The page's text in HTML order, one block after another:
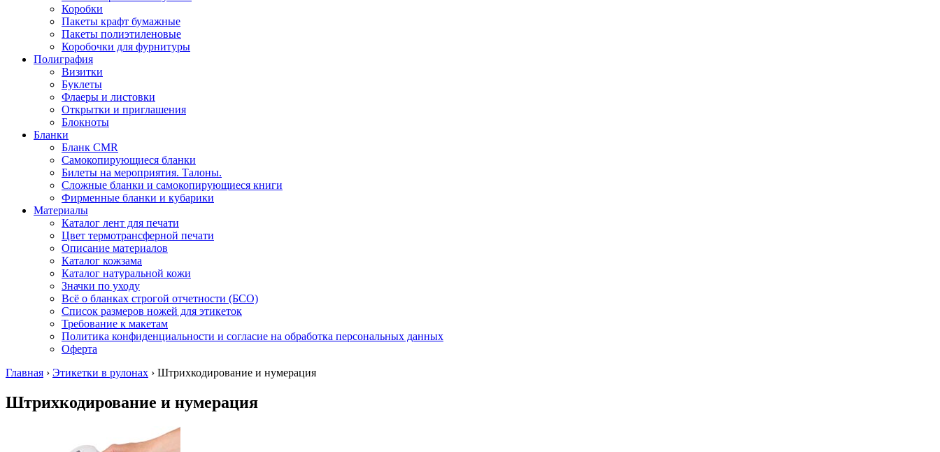
Коробки
Пакеты крафт бумажные
Пакеты полиэтиленовые
Коробочки для фурнитуры
Полиграфия
Визитки
Буклеты
Флаеры и листовки
Открытки и приглашения
Блокноты
Бланки
Бланк CMR
Самокопирующиеся бланки
Билеты на мероприятия. Талоны.
Сложные бланки и самокопирующиеся книги
Фирменные бланки и кубарики
Материалы
Каталог лент для печати
Цвет термотрансферной печати
Описание материалов
Каталог кожзама
Каталог натуральной кожи
Значки по уходу
Всё о бланках строгой отчетности (БСО)
Список размеров ножей для этикеток
Требование к макетам
Политика конфиденциальности и согласие на обработка персональных данных
Оферта
Главная › Этикетки в рулонах › Штрихкодирование и нумерация
Штрихкодирование и нумерация